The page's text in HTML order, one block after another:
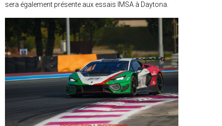
sera également présente aux essais IMSA à Daytona.